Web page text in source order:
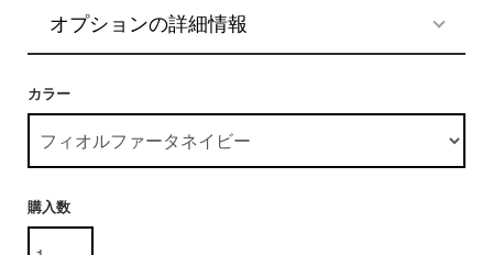
オプションの詳細情報
カラー
購入数